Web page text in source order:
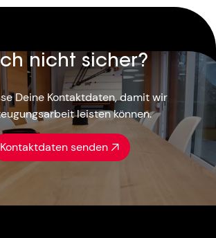
nicht sicher?
Deine Kontaktdaten, damit wir
leisten können.
Kontaktdaten senden